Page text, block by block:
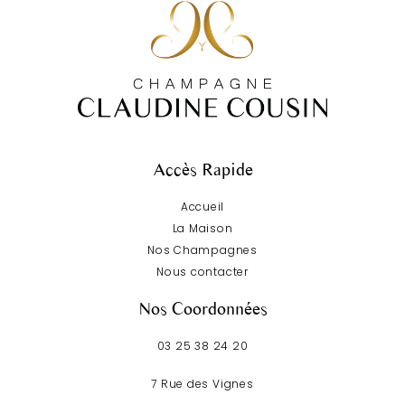
Accès Rapide
Accueil
La Maison
Nos Champagnes
Nous contacter
Nos Coordonnées
03 25 38 24 20
7 Rue des Vignes